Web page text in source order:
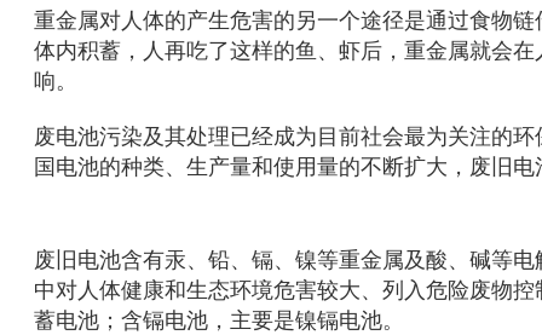
重金属对人体的产生危害的另一个途径是通过食物
体内积蓄，人再吃了这样的鱼、虾后，重金属就会
响。
废电池污染及其处理已经成为目前社会最为关注的
国电池的种类、生产量和使用量的不断扩大，废旧
废旧电池含有汞、铅、镉、镍等重金属及酸、碱等
中对人体健康和生态环境危害较大、 列入危险废物
蓄电池；含镉电池，主要是镍镉电池。